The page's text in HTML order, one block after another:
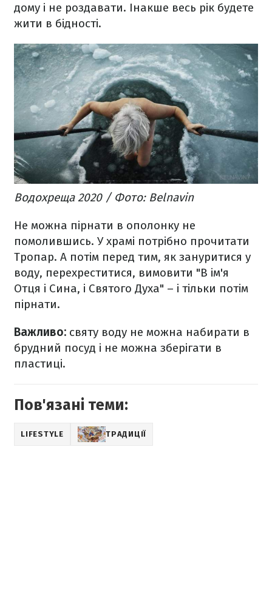
дому і не роздавати. Інакше весь рік будете
жити в бідності.
Водохреща 2020 / Фото: Belnavin
Не можна пірнати в ополонку не
помолившись. У храмі потрібно прочитати
Тропар. А потім перед тим, як зануритися у
воду, перехреститися, вимовити "В ім'я
Отця і Сина, і Святого Духа" – і тільки потім
пірнати.
Важливо: святу воду не можна набирати в
брудний посуд і не можна зберігати в
пластиці.
Пов'язані теми:
LIFESTYLE ТРАДИЦІЇ